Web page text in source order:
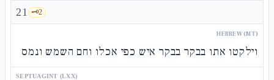
21 🗝️2
HEBREW (MT)
וילקטו אתו בבקר בבקר איש כפי אכלו וחם השמש ונמס
SEPTUAGINT (LXX)